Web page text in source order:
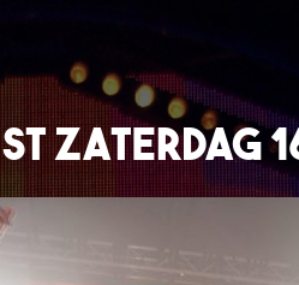
Zaterdag